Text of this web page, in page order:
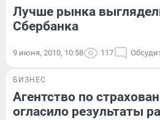
Лучше рынка
Сбербанка
9 июня, 2010, 10:58 117
БИЗНЕС
Агентство по
огласило результаты